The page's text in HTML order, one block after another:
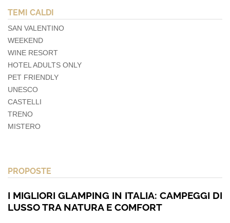
TEMI CALDI
SAN VALENTINO
WEEKEND
WINE RESORT
HOTEL ADULTS ONLY
PET FRIENDLY
UNESCO
CASTELLI
TRENO
MISTERO
PROPOSTE
I MIGLIORI GLAMPING IN ITALIA: CAMPEGGI DI
LUSSO TRA NATURA E COMFORT